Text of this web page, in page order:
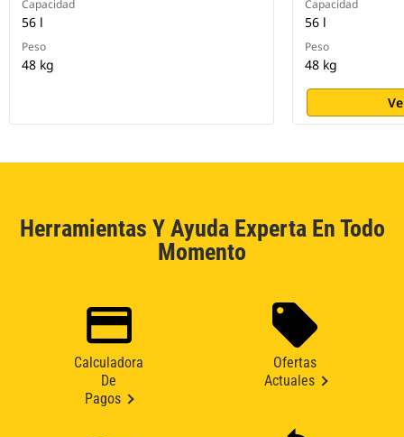
Capacidad
56 l
Peso
48 kg
Capacidad
56 l
Peso
48 kg
Herramientas Y Ayuda Experta En Todo
Momento
Calculadora
De
Pagos
Ofertas
Actuales